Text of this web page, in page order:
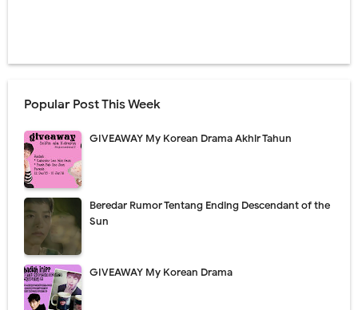
Popular Post This Week
GIVEAWAY My Korean Drama Akhir Tahun
Beredar Rumor Tentang Ending Descendant of the
Sun
GIVEAWAY My Korean Drama